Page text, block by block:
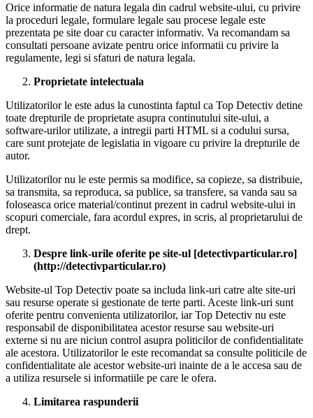
Orice informatie de natura legala din cadrul website-ului, cu privire
la proceduri legale, formulare legale sau procese legale este
prezentata pe site doar cu caracter informativ. Va recomandam sa
consultati persoane avizate pentru orice informatii cu privire la
regulamente, legi si sfaturi de natura legala.
Proprietate intelectuala
Utilizatorilor le este adus la cunostinta faptul ca Top Detectiv detine
toate drepturile de proprietate asupra continutului site-ului, a
software-urilor utilizate, a intregii parti HTML si a codului sursa,
care sunt protejate de legislatia in vigoare cu privire la drepturile de
autor.
Utilizatorilor nu le este permis sa modifice, sa copieze, sa distribuie,
sa transmita, sa reproduca, sa publice, sa transfere, sa vanda sau sa
foloseasca orice material/continut prezent in cadrul website-ului in
scopuri comerciale, fara acordul expres, in scris, al proprietarului de
drept.
Despre link-urile oferite pe site-ul [detectivparticular.ro]
(http://detectivparticular.ro)
Website-ul Top Detectiv poate sa includa link-uri catre alte site-uri
sau resurse operate si gestionate de terte parti. Aceste link-uri sunt
oferite pentru convenienta utilizatorilor, iar Top Detectiv nu este
responsabil de disponibilitatea acestor resurse sau website-uri
externe si nu are niciun control asupra politicilor de confidentialitate
ale acestora. Utilizatorilor le este recomandat sa consulte politicile de
confidentialitate ale acestor website-uri inainte de a le accesa sau de
a utiliza resursele si informatiile pe care le ofera.
Limitarea raspunderii